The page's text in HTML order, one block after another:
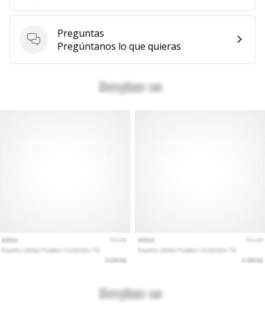
Preguntas
Preguntas
Pregúntanos lo que quieras